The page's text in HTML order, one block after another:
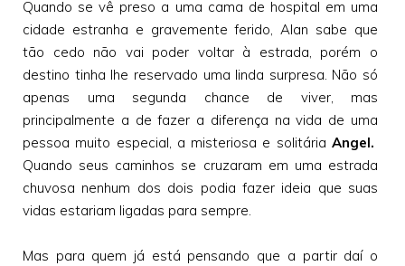
Quando se vê preso a uma cama de hospital em uma
cidade estranha e gravemente ferido, Alan sabe que
tão cedo não vai poder voltar à estrada, porém o
destino tinha lhe reservado uma linda surpresa. Não só
apenas uma segunda chance de viver, mas
principalmente a de fazer a diferença na vida de uma
pessoa muito especial, a misteriosa e solitária Angel.
Quando seus caminhos se cruzaram em uma estrada
chuvosa nenhum dos dois podia fazer ideia que suas
vidas estariam ligadas para sempre.
Mas para quem já está pensando que a partir daí o